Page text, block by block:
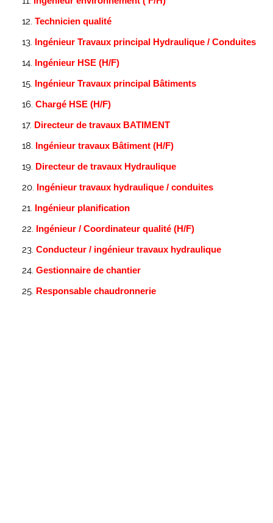
Technicien qualité
Ingénieur Travaux principal Hydraulique / Conduites
Ingénieur HSE (H/F)
Ingénieur Travaux principal Bâtiments
Chargé HSE (H/F)
Directeur de travaux BATIMENT
Ingénieur travaux Bâtiment (H/F)
Directeur de travaux Hydraulique
Ingénieur travaux hydraulique / conduites
Ingénieur planification
Ingénieur / Coordinateur qualité (H/F)
Conducteur / ingénieur travaux hydraulique
Gestionnaire de chantier
Responsable chaudronnerie